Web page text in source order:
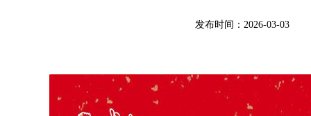
发布时间：2026-03-03